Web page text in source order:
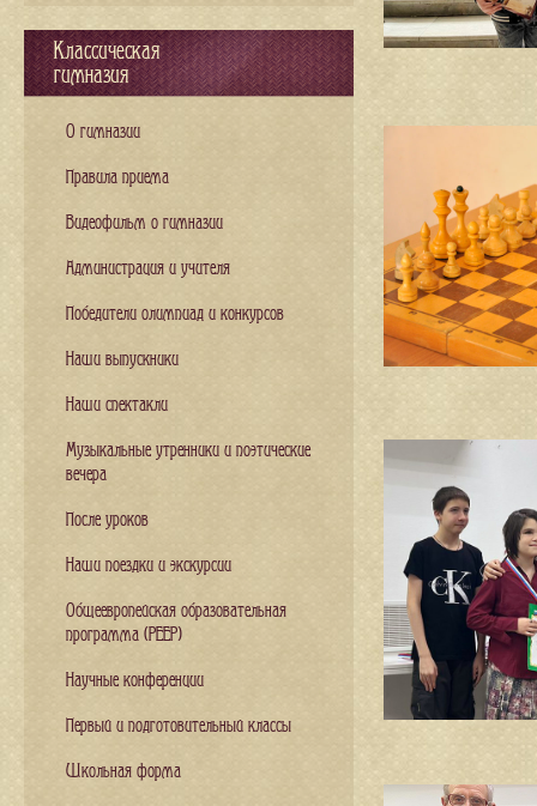
Классическая
гимназия
О гимназии
Правила приема
Видеофильм о гимназии
Администрация и учителя
Победители олимпиад и конкурсов
Наши выпускники
Наши спектакли
Музыкальные утренники и поэтические
вечера
После уроков
Наши поездки и экскурсии
Общеевропейская образовательная
программа (PEEP)
Научные конференции
Первый и подготовительный классы
Школьная форма